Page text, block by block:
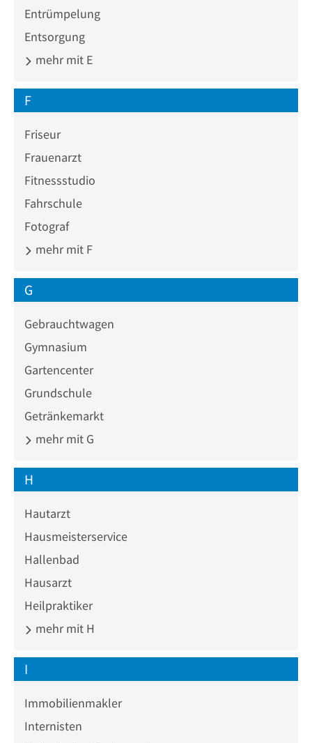
Entrümpelung
Entsorgung
mehr mit E
F
Friseur
Frauenarzt
Fitnessstudio
Fahrschule
Fotograf
mehr mit F
G
Gebrauchtwagen
Gymnasium
Gartencenter
Grundschule
Getränkemarkt
mehr mit G
H
Hautarzt
Hausmeisterservice
Hallenbad
Hausarzt
Heilpraktiker
mehr mit H
I
Immobilienmakler
Internisten